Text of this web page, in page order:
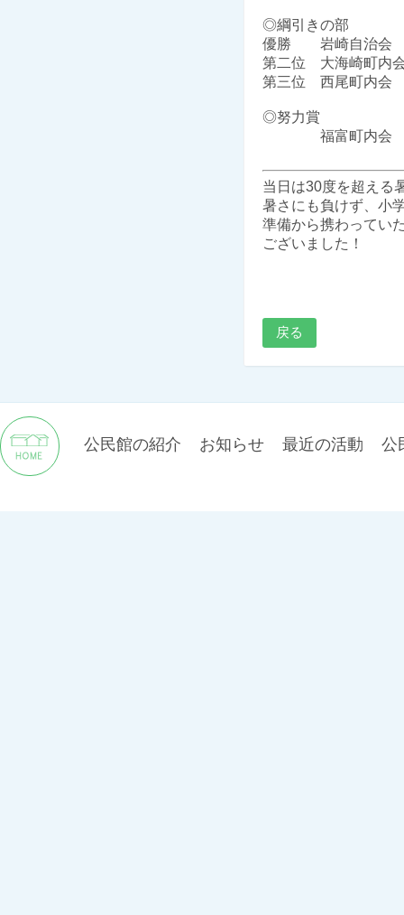
◎綱引きの部
優勝 岩崎自治会
第二位 大海崎町内
第三位 西尾町内会
◎努力賞
福富町内会
当日は30度を超える
暑さにも負けず、小
準備から携わってい
ございました！
戻る
公民館の紹介 お知らせ 最近の活動 公